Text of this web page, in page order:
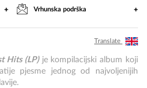
+ Vrhunska podrška +
Translate
Hits (LP)je kompilacijski album koji
pjesme jednog od najvoljenijih